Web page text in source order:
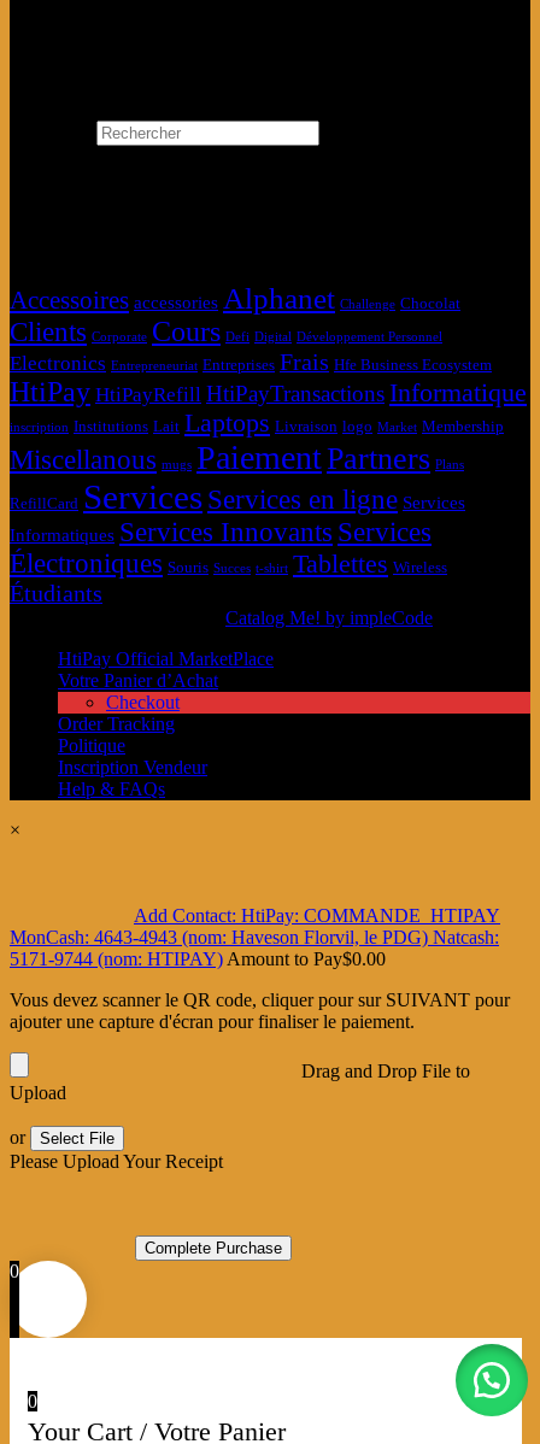
Accessoires accessories Alphanet Challenge Chocolat
Clients Corporate Cours Defi Digital Développement Personnel
Electronics Entrepreneuriat Entreprises Frais Hfe Business Ecosystem
HtiPay HtiPayRefill HtiPayTransactionsInformatique
inscription Institutions Lait Laptops Livraison logo Market Membership
Miscellanous mugs PaiementPartners Plans
RefillCard Services Services en ligne Services
Informatiques Services Innovants Services
Électroniques Souris Succes t-shirt Tablettes Wireless
Étudiants
Catalog Me! by impleCode
HtiPay Official MarketPlace
Votre Panier d’Achat
Checkout
Order Tracking
Politique
Inscription Vendeur
Help & FAQs
×
Add Contact: HtiPay: COMMANDE_HTIPAY
MonCash: 4643-4943 (nom: Haveson Florvil, le PDG) Natcash:
5171-9744 (nom: HTIPAY) Amount to Pay$0.00
Vous devez scanner le QR code, cliquer pour sur SUIVANT pour
ajouter une capture d'écran pour finaliser le paiement.
Drag and Drop File to
Upload
or Select File
Please Upload Your Receipt
0
0
Your Cart / Votre Panier